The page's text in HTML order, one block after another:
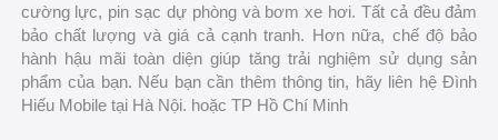
cường lực, pin sạc dự phòng và bơm xe hơi. Tất cả đều đảm
bảo chất lượng và giá cả cạnh tranh. Hơn nữa, chế độ bảo
hành hậu mãi toàn diện giúp tăng trải nghiệm sử dụng sản
phẩm của bạn. Nếu bạn cần thêm thông tin, hãy liên hệ Đình
Hiếu Mobile tại Hà Nội. hoặc TP Hồ Chí Minh